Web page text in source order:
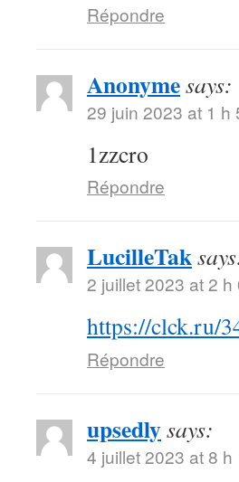
Répondre
Anonymesays:
29 juin 2023 at 1 h
1zzcro
Répondre
LucilleTak
2 juillet 2023 at 2 h
https://clck.ru/
Répondre
upsedlysays:
4 juillet 2023 at 8 h